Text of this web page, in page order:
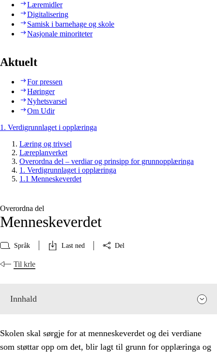
Læremidler
Digitalisering
Samisk i barnehage og skole
Nasjonale minoriteter
Aktuelt
For pressen
Høringer
Nyhetsvarsel
Om Udir
1. Verdigrunnlaget i opplæringa
Læring og trivsel
Læreplanverket
Overordna del – verdiar og prinsipp for grunnopplæringa
1. Verdigrunnlaget i opplæringa
1.1 Menneskeverdet
Overordna del
Menneskeverdet
Språk Last ned Del
Til krle
Innhald
Skolen skal sørgje for at menneskeverdet og dei verdiane
som støttar opp om det, blir lagt til grunn for opplæringa og